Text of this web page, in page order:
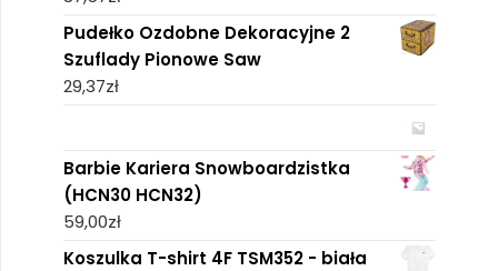
Pudełko Ozdobne Dekoracyjne 2
Szuflady Pionowe Saw
29,37zł
Barbie Kariera Snowboardzistka
(HCN30 HCN32)
59,00zł
Koszulka T-shirt 4F TSM352 - biała